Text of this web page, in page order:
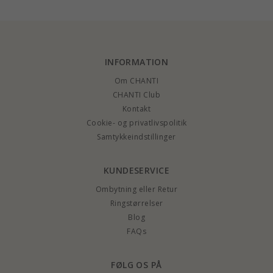
INFORMATION
Om CHANTI
CHANTI Club
Kontakt
Cookie- og privatlivspolitik
Samtykkeindstillinger
KUNDESERVICE
Ombytning eller Retur
Ringstørrelser
Blog
FAQs
FØLG OS PÅ